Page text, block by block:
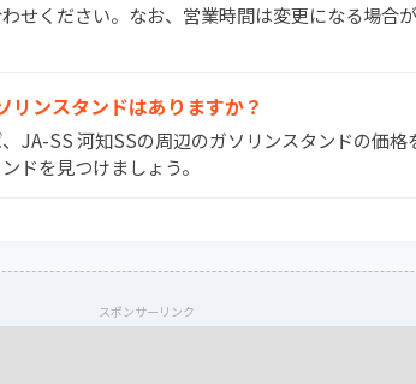
せください。なお、営業時間は変更になる場合
リンスタンドはありますか？
JA-SS 河知SSの周辺のガソリンスタンドの価格
ドを見つけましょう。
スポンサーリンク